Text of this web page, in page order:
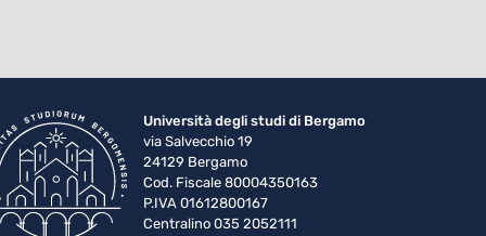
Università degli studi di Bergamo
via Salvecchio 19
24129 Bergamo
Cod. Fiscale 80004350163
P.IVA 01612800167
Centralino 035 2052111